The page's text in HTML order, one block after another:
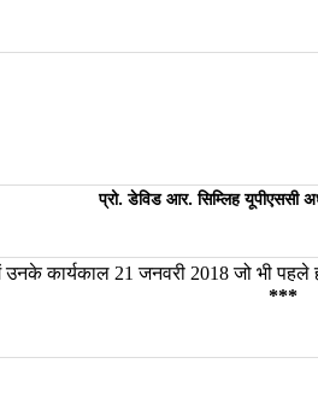
प्रो. डेविड आर. सिम्लिह यूपीएससी
उनकेकार्यकाल 21जनवरी 2018जोभीपहले
***